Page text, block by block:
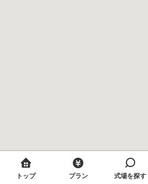
トップ プラン 式場を探す